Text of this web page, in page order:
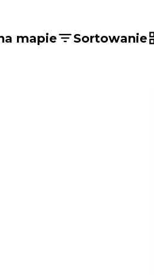
mapie Sortowanie